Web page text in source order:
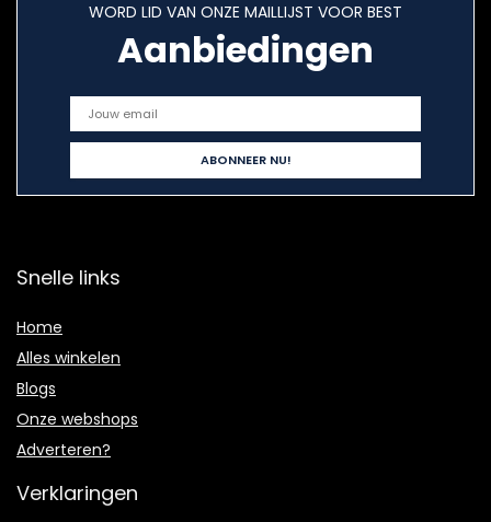
WORD LID VAN ONZE MAILLIJST VOOR BEST
Aanbiedingen
Snelle links
Home
Alles winkelen
Blogs
Onze webshops
Adverteren?
Verklaringen